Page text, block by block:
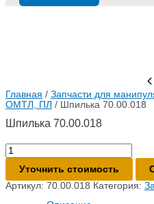
Главная / Запчасти для
ОМТЛ, ПЛ / Шпилька 70.00.018
Шпилька 70.00.018
Количество
товара
Шпилька
70.00.018
Уточнить стоимость
Артикул: 70.00.018 Категория: